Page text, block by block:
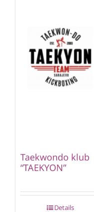
Taekwondo klub
“TAEKYON”
Details